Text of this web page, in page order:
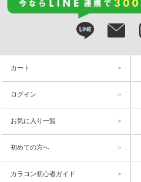
カート
ログイン
お気に入り一覧
初めての方へ
カラコン初心者ガイド